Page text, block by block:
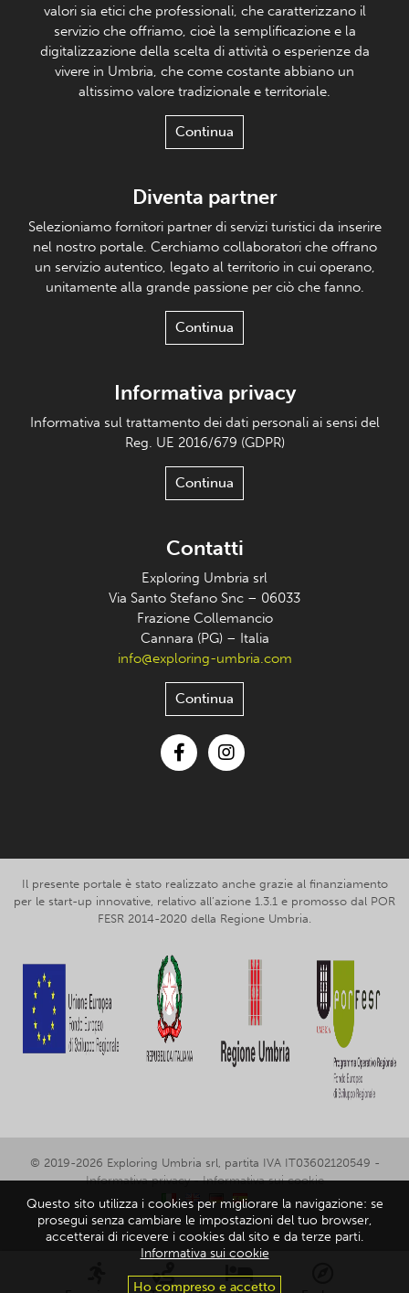
valori sia etici che professionali, che caratterizzano il
servizio che offriamo, cioè la semplificazione e la
digitalizzazione della scelta di attività o esperienze da
vivere in Umbria, che come costante abbiano un
altissimo valore tradizionale e territoriale.
Continua
Diventa partner
Selezioniamo fornitori partner di servizi turistici da inserire
nel nostro portale. Cerchiamo collaboratori che offrano
un servizio autentico, legato al territorio in cui operano,
unitamente alla grande passione per ciò che fanno.
Continua
Informativa privacy
Informativa sul trattamento dei dati personali ai sensi del
Reg. UE 2016/679 (GDPR)
Continua
Contatti
Exploring Umbria srl
Via Santo Stefano Snc – 06033
Frazione Collemancio
Cannara (PG) – Italia
info@exploring-umbria.com
Continua
Il presente portale è stato realizzato anche grazie al finanziamento
per le start-up innovative, relativo all’azione 1.3.1 e promosso dal POR
FESR 2014-2020 della Regione Umbria.
© 2019-2026 Exploring Umbria srl, partita IVA IT03602120549 -
Informativa privacy-Informativa sui cookie
Questo sito utilizza i cookies per migliorare la navigazione: se
prosegui senza cambiare le impostazioni del tuo browser,
accetterai di ricevere i cookies dal sito e da terze parti.
Informativa sui cookie
Ho compreso e accetto